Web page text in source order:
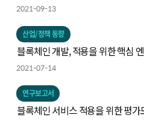
2021-09-13
산업/정책 동향
블록체인 개발, 적용을 위한 핵심
2021-07-14
연구보고서
블록체인 서비스 적용을 위한 평가